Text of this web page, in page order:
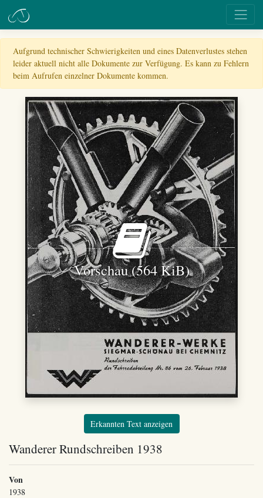
Aufgrund technischer Schwierigkeiten und eines Datenverlustes stehen
leider aktuell nicht alle Dokumente zur Verfügung. Es kann zu Fehlern
beim Aufrufen einzelner Dokumente kommen.
Vorschau (564 KiB)
Erkannten Text anzeigen
Wanderer Rundschreiben 1938
Von
1938